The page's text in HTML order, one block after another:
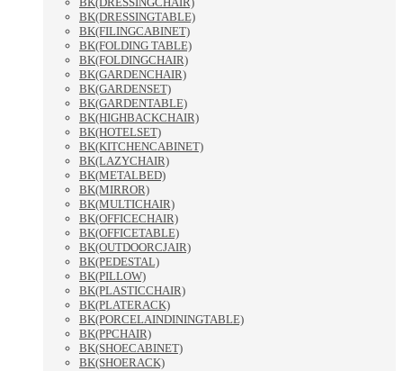
BK(DRESSINGTABLE)
BK(FILINGCABINET)
BK(FOLDING TABLE)
BK(FOLDINGCHAIR)
BK(GARDENCHAIR)
BK(GARDENSET)
BK(GARDENTABLE)
BK(HIGHBACKCHAIR)
BK(HOTELSET)
BK(KITCHENCABINET)
BK(LAZYCHAIR)
BK(METALBED)
BK(MIRROR)
BK(MULTICHAIR)
BK(OFFICECHAIR)
BK(OFFICETABLE)
BK(OUTDOORCJAIR)
BK(PEDESTAL)
BK(PILLOW)
BK(PLASTICCHAIR)
BK(PLATERACK)
BK(PORCELAINDININGTABLE)
BK(PPCHAIR)
BK(SHOECABINET)
BK(SHOERACK)